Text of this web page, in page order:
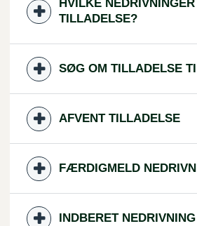
HVILKE
TILLADELSE?
SØG OM TILLADELSE
AFVENT TILLADELSE
FÆRDIGMELD
INDBERET